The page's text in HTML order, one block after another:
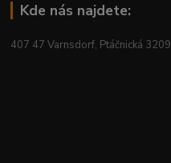
Kde nás najdete:
407 47 Varnsdorf, Ptáčnická 3209